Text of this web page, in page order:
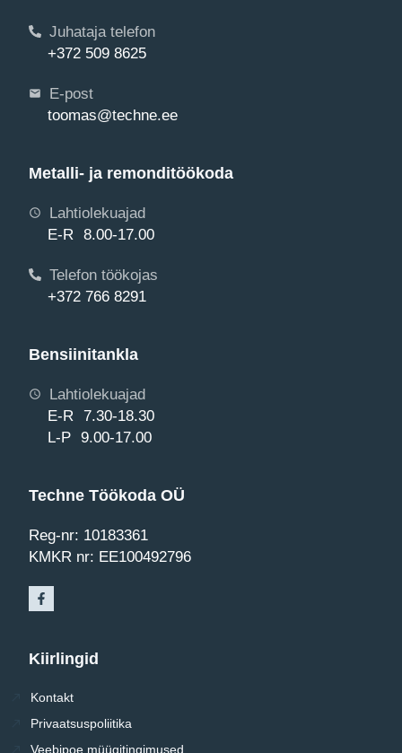
Juhataja telefon
+372 509 8625
E-post
toomas@techne.ee
Metalli- ja remonditöökoda
Lahtiolekuajad
E-R 8.00-17.00
Telefon töökojas
+372 766 8291
Bensiinitankla
Lahtiolekuajad
E-R 7.30-18.30
L-P 9.00-17.00
Techne Töökoda OÜ
Reg-nr: 10183361
KMKR nr: EE100492796
Kiirlingid
Kontakt
Privaatsuspoliitika
Veebipoe müügitingimused